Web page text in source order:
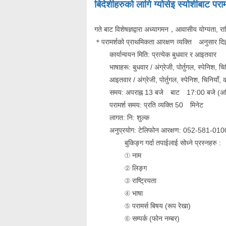
बिदेशीहरुको लागि ग्योसेइ
गते बाट विशेषज्ञद्वारा अध्यागमन，आवासीय योग्यता,
＊परामर्शको प्राथमिकता आरक्षण व्यक्ति अनुसार
कार्यान्वयन मिति: प्रत्येक बुधवार र आइतवार
भाषाहरू: बुधवार / अंग्रेजी, पोर्तुगल, स्पेनिश,
आइतवार / अंग्रेजी, पोर्तुगल, स्पेनिश, चिनियाँ,
समय: अपराह्न 13 बजे बाट 17:00 बजे
परामर्श समय: प्रति व्यक्ति 50 मिनेट
लागत: नि: शुल्क
अनुप्रयोग: टेलिफोन आरक्षण: 052-581-
बुकिङ्ग गर्दा तपाईलाई सोध्ने प्रस्नहरु :
① नाम
② लिङ्ग
③ राष्ट्रियता
④ भाषा
⑤ परामर्स बिषय (रूप रेखा)
⑥ सम्पर्क (फोन नम्बर)